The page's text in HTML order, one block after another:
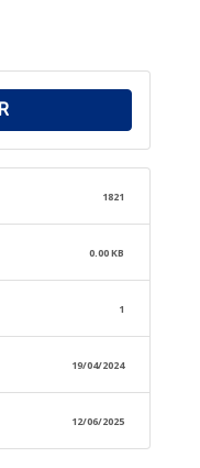
1821
0.00 KB
1
19/04/2024
12/06/2025